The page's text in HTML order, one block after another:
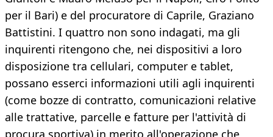
per il Bari) e del procuratore di Caprile, Graziano
Battistini. I quattro non sono indagati, ma gli
inquirenti ritengono che, nei dispositivi a loro
disposizione tra cellulari, computer e tablet,
possano esserci informazioni utili agli inquirenti
(come bozze di contratto, comunicazioni relative
alle trattative, parcelle e fatture per l'attività di
procura sportiva) in merito all'operazione che